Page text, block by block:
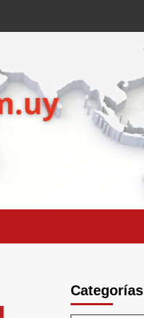
Categorías